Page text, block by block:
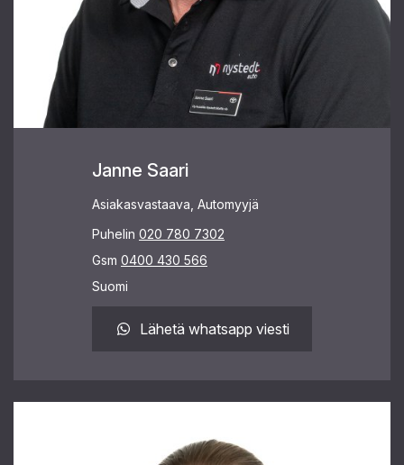
Janne Saari
Asiakasvastaava, Automyyjä
Puhelin 020 780 7302
Gsm 0400 430 566
Suomi
Lähetä whatsapp viesti